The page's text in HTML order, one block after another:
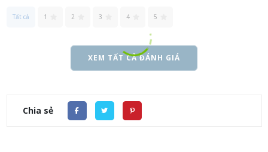
Tất cả 1 2 3 4 5
XEM TẤT CẢ ĐÁNH GIÁ
Chia sẻ